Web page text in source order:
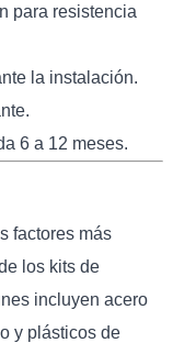
para resistencia
la instalación.
6 a 12 meses.
factores más
los kits de
incluyen acero
y plásticos de